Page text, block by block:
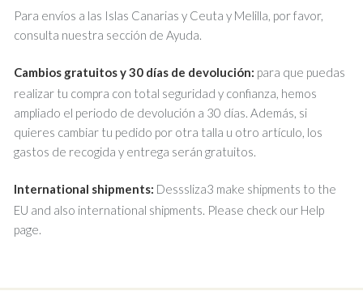
Para envíos a las Islas Canarias y Ceuta y Melilla, por favor,
consulta nuestra sección de Ayuda.
Cambios gratuitos y 30 días de devolución: para que puedas
realizar tu compra con total seguridad y confianza, hemos
ampliado el periodo de devolución a 30 días. Además, si
quieres cambiar tu pedido por otra talla u otro artículo, los
gastos de recogida y entrega serán gratuitos.
International shipments: Desssliza3 make shipments to the
EU and also international shipments. Please check our Help
page.